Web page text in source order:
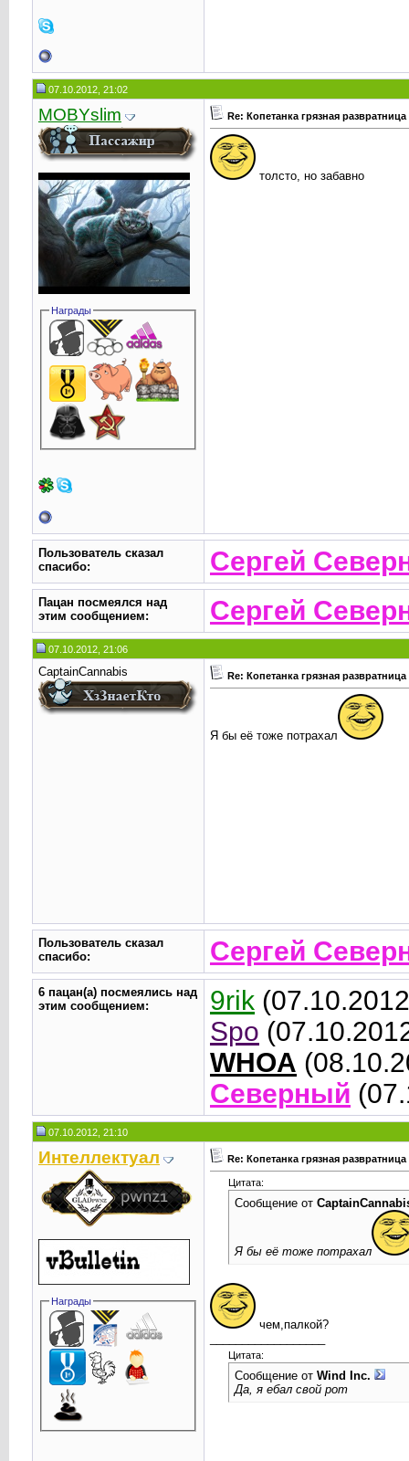
07.10.2012, 21:02
MOBYslim
Награды
Re: Копетанка грязная развратница
толсто, но забавно
Пользователь сказал
cпасибо:
Сергей
Пацан посмеялся над
этим сообщением:
Сергей
07.10.2012, 21:06
CaptainCannabis Re: Копетанка грязная развратница
Я бы её тоже потрахал
Пользователь сказал
cпасибо:
Сергей
6 пацан(а) посмеялись над
этим сообщением:
9rik
Spo
WHOA
Северный
07.10.2012, 21:10
Интеллектуал
Награды
Re: Копетанка грязная развратница
Цитата:
Сообщение от
Я бы её тоже потрахал
чем,палкой?
Цитата:
Сообщение от Wind Inc.
Да, я ебал свой рот